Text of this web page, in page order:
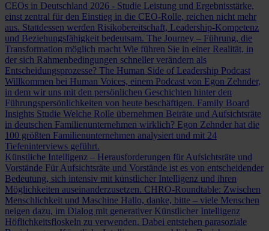
CEOs in Deutschland 2026 - Studie Leistung und Ergebnisstärke,
einst zentral für den Einstieg in die CEO-Rolle, reichen nicht mehr
aus. Stattdessen werden Risikobereitschaft, Leadership-Kompetenz
und Beziehungsfähigkeit bedeutsam. The Journey – Führung, die
Transformation möglich macht Wie führen Sie in einer Realität, in
der sich Rahmenbedingungen schneller verändern als
Entscheidungsprozesse? The Human Side of Leadership Podcast
Willkommen bei Human Voices, einem Podcast von Egon Zehnder,
in dem wir uns mit den persönlichen Geschichten hinter den
Führungspersönlichkeiten von heute beschäftigen. Family Board
Insights Studie Welche Rolle übernehmen Beiräte und Aufsichtsräte
in deutschen Familienunternehmen wirklich? Egon Zehnder hat die
100 größten Familienunternehmen analysiert und mit 24
Tiefeninterviews geführt.
Künstliche Intelligenz – Herausforderungen für Aufsichtsräte und
Vorstände Für Aufsichtsräte und Vorstände ist es von entscheidender
Bedeutung, sich intensiv mit künstlicher Intelligenz und ihren
Möglichkeiten auseinanderzusetzen. CHRO-Roundtable: Zwischen
Menschlichkeit und Maschine Hallo, danke, bitte – viele Menschen
neigen dazu, im Dialog mit generativer Künstlicher Intelligenz
Höflichkeitsfloskeln zu verwenden. Dabei entstehen parasoziale